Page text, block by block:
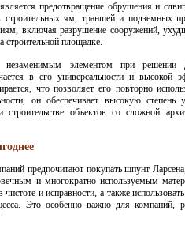
предотвращение обрушения и
строительных ям, траншей и подземных
включая разрушение сооружений,
строительной площадке.
незаменимым элементом при решении
в его универсальности и высокой
что позволяет его повторно
он обеспечивает высокую степень
объектов со сложной
предпочитают покупать шпунт
и многократно используемым
и исправности, а также
Это особенно важно для компаний,